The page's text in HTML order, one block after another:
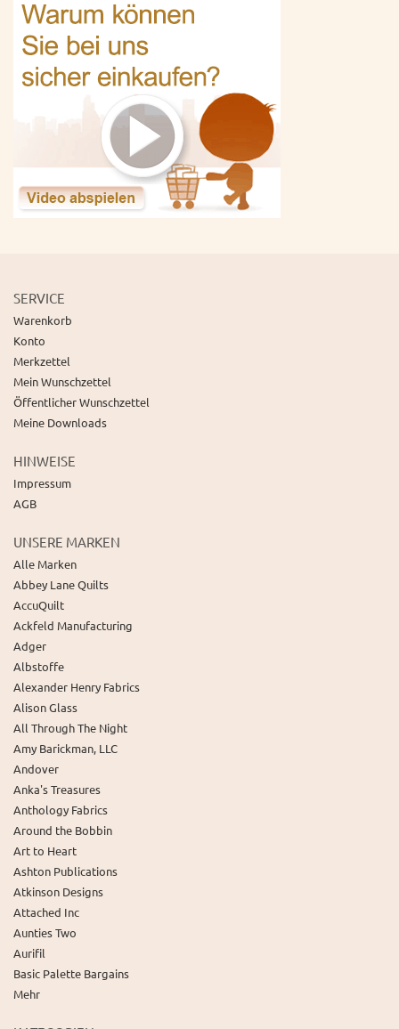
SERVICE
Warenkorb
Konto
Merkzettel
Mein Wunschzettel
Öffentlicher Wunschzettel
Meine Downloads
HINWEISE
Impressum
AGB
UNSERE MARKEN
Alle Marken
Abbey Lane Quilts
AccuQuilt
Ackfeld Manufacturing
Adger
Albstoffe
Alexander Henry Fabrics
Alison Glass
All Through The Night
Amy Barickman, LLC
Andover
Anka's Treasures
Anthology Fabrics
Around the Bobbin
Art to Heart
Ashton Publications
Atkinson Designs
Attached Inc
Aunties Two
Aurifil
Basic Palette Bargains
Mehr